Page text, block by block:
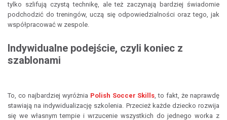
tylko szlifują czystą technikę, ale też zaczynają bardziej świadomie
podchodzić do treningów, uczą się odpowiedzialności oraz tego, jak
współpracować w zespole.
Indywidualne podejście, czyli koniec z
szablonami
To, co najbardziej wyróżnia Polish Soccer Skills, to fakt, że naprawdę
stawiają na indywidualizację szkolenia. Przecież każde dziecko rozwija
się we własnym tempie i wrzucenie wszystkich do jednego worka z